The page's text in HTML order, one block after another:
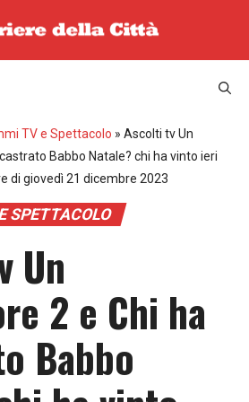
TV e Spettacolo » Ascolti tv Un
Babbo Natale? chi ha vinto ieri
di giovedì 21 dicembre 2023
SPETTACOLO
Un
2 e Chi ha
Babbo